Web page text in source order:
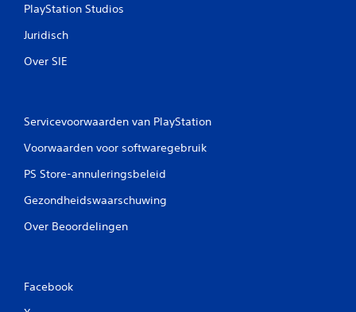
PlayStation Studios
Juridisch
Over SIE
Servicevoorwaarden van PlayStation
Voorwaarden voor softwaregebruik
PS Store-annuleringsbeleid
Gezondheidswaarschuwing
Over Beoordelingen
Facebook